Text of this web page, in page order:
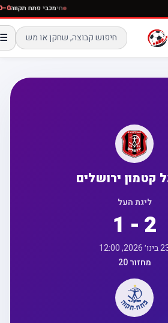
חימכבי פתח
☰
קטמון ירושלים
ליגת העל
1 - 2
מחזור 20